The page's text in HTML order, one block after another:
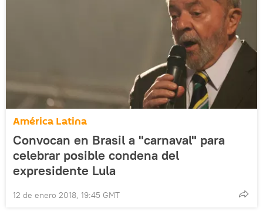
América Latina
Convocan en Brasil a "carnaval" para
celebrar posible condena del
expresidente Lula
12 de enero 2018, 19:45 GMT